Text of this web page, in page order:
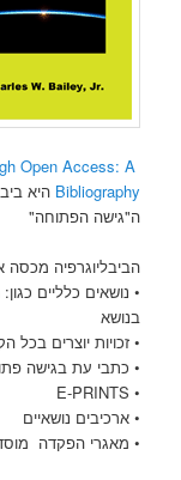
Open Access: A
Bibliography
ה"גישה הפתוחה"
הביבליוגרפיה
• נושאים כלליים
בנושא
• זכויות יוצרים בכל
• כתבי עת בגישה
• E-PRINTS
• ארכיבים נושאיים
• מאגרי הפקדה